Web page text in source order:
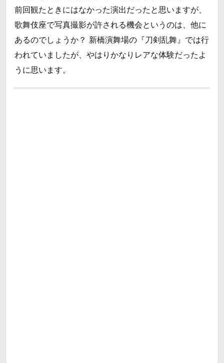
前回観たときにはなかった演出だったと思いますが、
歌舞伎座で写真撮影が許される機会というのは、他に
あるのでしょうか？ 新橋演舞場の『刀剣乱舞』では行
われていましたが、やはりかなりレアな体験だったよ
うに思います。